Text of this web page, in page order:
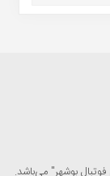
بوشهر" می‌باشد.